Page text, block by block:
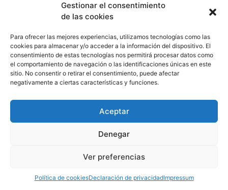
Gestionar el consentimiento
de las cookies
Para ofrecer las mejores experiencias, utilizamos tecnologías como las
cookies para almacenar y/o acceder a la información del dispositivo. El
consentimiento de estas tecnologías nos permitirá procesar datos como
el comportamiento de navegación o las identificaciones únicas en este
sitio. No consentir o retirar el consentimiento, puede afectar
negativamente a ciertas características y funciones.
Aceptar
Denegar
Ver preferencias
Política de cookiesDeclaración de privacidadImpressum
Política de Cookies
Aviso Legal
910 607 564
derechos reservados